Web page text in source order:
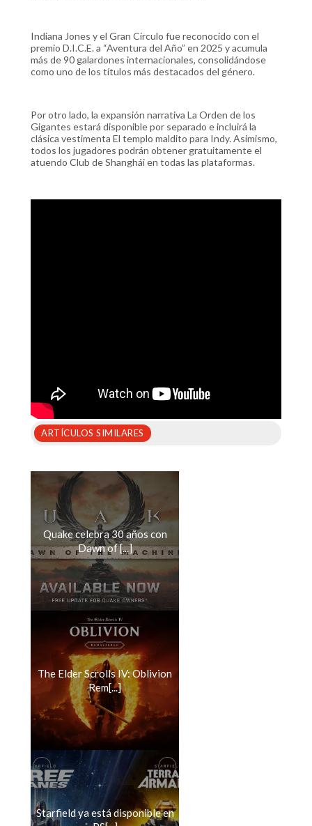
Indiana Jones y el Gran Círculo fue reconocido con el
premio D.I.C.E. a “Aventura del Año” en 2025 y acumula
más de 90 galardones internacionales, consolidándose
como uno de los títulos más destacados del género.
Por otro lado, la expansión narrativa La Orden de los
Gigantes estará disponible por separado e incluirá la
clásica vestimenta El templo maldito para Indy. Asimismo,
todos los jugadores podrán obtener gratuitamente el
atuendo Club de Shanghái en todas las plataformas.
ARTÍCULOS SIMILARES
Quake celebra 30 años con
Dawn of [...]
The Elder Scrolls IV: Oblivion
Rem[...]
Starfield ya está disponible en